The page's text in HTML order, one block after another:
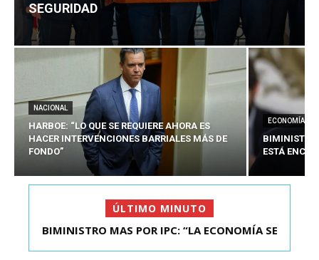
SEGURIDAD
NACIONAL
HARBOE: “LO QUE SE REQUIERE AHORA ES
HACER INTERVENCIONES BARRIALES MÁS DE
FONDO”
ECONOMÍA
BIMINISTRO
ESTÁ
ÚLTIMO MINUTO
KAST SE REUNIÓ CON EL PRESIDENTE ELECTO DE
BIMINISTRO MAS POR IPC: “LA ECONOMÍA SE